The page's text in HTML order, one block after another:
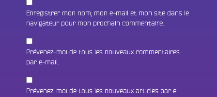
Enregistrer mon nom, mon e-mail et mon site dans le
navigateur pour mon prochain commentaire.
Prévenez-moi de tous les nouveaux commentaires
par e-mail.
Prévenez-moi de tous les nouveaux articles par e-